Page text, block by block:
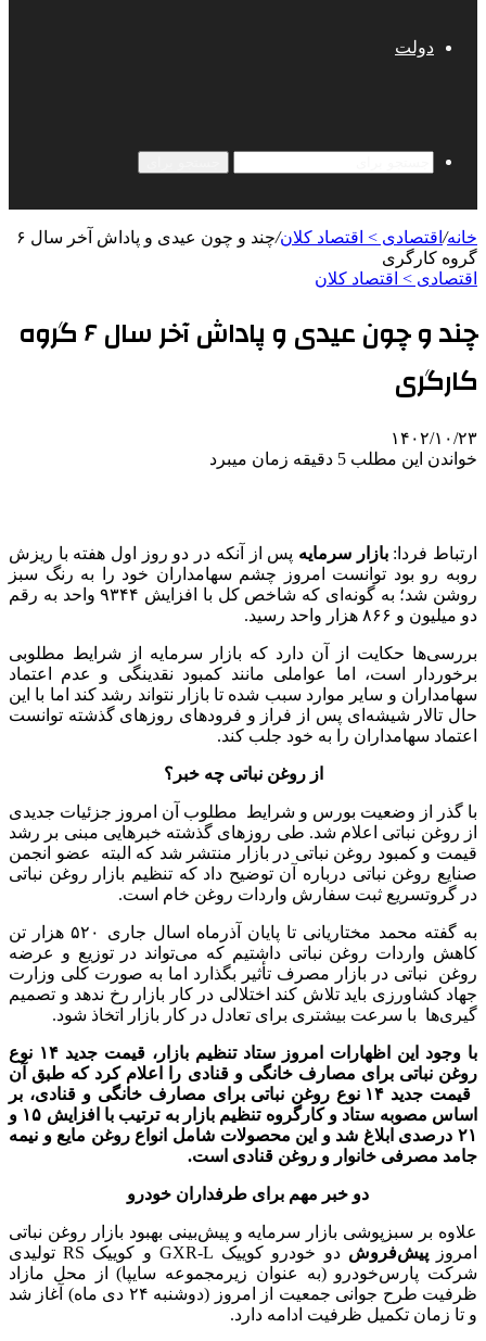
دولت
خانه/ اقتصادی > اقتصاد کلان/
چند و چون عیدی و پاداش آخر سال ۶
گروه کارگری
اقتصادی > اقتصاد کلان
چند و چون عیدی و پاداش آخر سال ۶ گروه
کارگری
۱۴۰۲/۱۰/۲۳
خواندن این مطلب 5 دقیقه زمان میبرد
ارتباط فردا:بازار سرمایه پس از آنکه در دو روز اول هفته با ریزش
روبه رو بود توانست امروز چشم سهامداران خود را به رنگ سبز
روشن شد؛ به گونه‌ای که شاخص کل با افزایش ۹۳۴۴ واحد به رقم
دو میلیون و ۸۶۶ هزار واحد رسید.
بررسی‌ها حکایت از آن دارد که بازار سرمایه از شرایط مطلوبی
برخوردار است، اما عواملی مانند کمبود نقدینگی و عدم اعتماد
سهامداران و سایر موارد سبب شده تا بازار نتواند رشد کند اما با این
حال تالار شیشه‌ای پس از فراز و فرودهای روزهای گذشته توانست
اعتماد سهامداران را به خود جلب کند.
از روغن نباتی چه خبر؟
با گذر از وضعیت بورس و شرایط مطلوب آن امروز جزئیات جدیدی
از روغن نباتی اعلام شد. طی روزهای گذشته خبرهایی مبنی بر رشد
قیمت و کمبود روغن نباتی در بازار منتشر شد که البته عضو انجمن
صنایع روغن نباتی درباره آن توضیح داد که تنظیم بازار روغن نباتی
در گروتسریع ثبت سفارش واردات روغن خام است.
به گفته محمد مختاریانی تا پایان آذرماه اسال جاری ۵۲۰ هزار تن
کاهش واردات روغن نباتی داشتیم که می‌تواند در توزیع و عرضه
روغن نباتی در بازار مصرف تأثیر بگذارد اما به صورت کلی وزارت
جهاد کشاورزی باید تلاش کند اختلالی در کار بازار رخ ندهد و تصمیم
گیری‌ها با سرعت بیشتری برای تعادل در کار بازار اتخاذ شود.
با وجود این اظهارات امروز ستاد تنظیم بازار، قیمت جدید ۱۴ نوع
روغن نباتی برای مصارف خانگی و قنادی را اعلام کرد که طبق آن
قیمت جدید ۱۴ نوع روغن نباتی برای مصارف خانگی و قنادی، بر
اساس مصوبه ستاد و کارگروه تنظیم بازار به ترتیب با افزایش ۱۵ و
۲۱ درصدی ابلاغ شد و این محصولات شامل انواع روغن مایع و نیمه
جامد مصرفی خانوار و روغن قنادی است.
دو خبر مهم برای طرفداران خودرو
علاوه بر سبزپوشی بازار سرمایه و پیش‌بینی بهبود بازار روغن نباتی
امروز
پیش‌فروش
دو خودرو کوییک GXR-L و کوییک RS تولیدی
شرکت پارس‌خودرو (به عنوان زیرمجموعه سایپا) از محل مازاد
ظرفیت طرح جوانی جمعیت از امروز (دوشنبه ۲۴ دی ماه) آغاز شد
و تا زمان تکمیل ظرفیت ادامه دارد.